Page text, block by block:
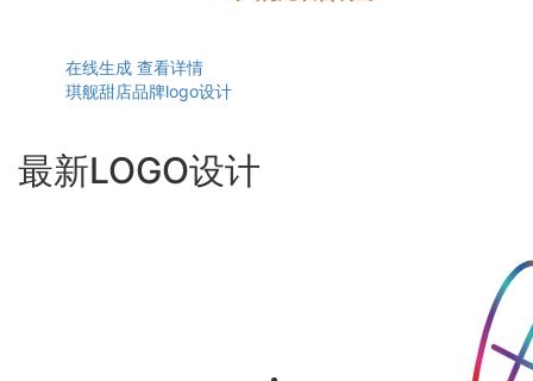
在线生成 查看详情
琪舰甜店品牌logo设计
最新LOGO设计